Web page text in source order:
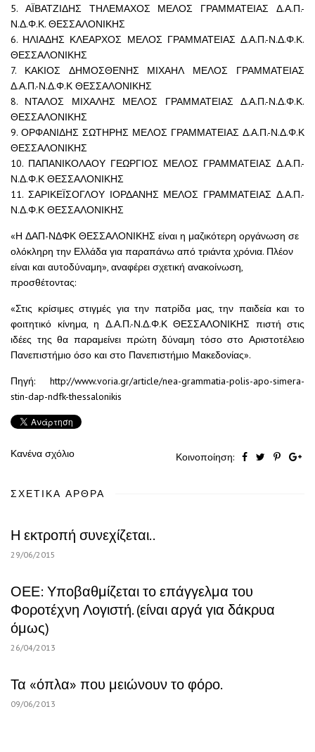
5. ΑΪΒΑΤΖΙΔΗΣ ΤΗΛΕΜΑΧΟΣ ΜΕΛΟΣ ΓΡΑΜΜΑΤΕΙΑΣ Δ.Α.Π.-
Ν.Δ.Φ.Κ. ΘΕΣΣΑΛΟΝΙΚΗΣ
6. ΗΛΙΑΔΗΣ ΚΛΕΑΡΧΟΣ ΜΕΛΟΣ ΓΡΑΜΜΑΤΕΙΑΣ Δ.Α.Π.-Ν.Δ.Φ.Κ.
ΘΕΣΣΑΛΟΝΙΚΗΣ
7. ΚΑΚΙΟΣ ΔΗΜΟΣΘΕΝΗΣ ΜΙΧΑΗΛ ΜΕΛΟΣ ΓΡΑΜΜΑΤΕΙΑΣ
Δ.Α.Π.-Ν.Δ.Φ.Κ ΘΕΣΣΑΛΟΝΙΚΗΣ
8. ΝΤΑΛΟΣ ΜΙΧΑΛΗΣ ΜΕΛΟΣ ΓΡΑΜΜΑΤΕΙΑΣ Δ.Α.Π.-Ν.Δ.Φ.Κ.
ΘΕΣΣΑΛΟΝΙΚΗΣ
9. ΟΡΦΑΝΙΔΗΣ ΣΩΤΗΡΗΣ ΜΕΛΟΣ ΓΡΑΜΜΑΤΕΙΑΣ Δ.Α.Π.-Ν.Δ.Φ.Κ
ΘΕΣΣΑΛΟΝΙΚΗΣ
10. ΠΑΠΑΝΙΚΟΛΑΟΥ ΓΕΩΡΓΙΟΣ ΜΕΛΟΣ ΓΡΑΜΜΑΤΕΙΑΣ Δ.Α.Π.-
Ν.Δ.Φ.Κ ΘΕΣΣΑΛΟΝΙΚΗΣ
11. ΣΑΡΙΚΕΪΣΟΓΛΟΥ ΙΟΡΔΑΝΗΣ ΜΕΛΟΣ ΓΡΑΜΜΑΤΕΙΑΣ Δ.Α.Π.-
Ν.Δ.Φ.Κ ΘΕΣΣΑΛΟΝΙΚΗΣ
«Η ΔΑΠ-ΝΔΦΚ ΘΕΣΣΑΛΟΝΙΚΗΣ είναι η μαζικότερη οργάνωση σε
ολόκληρη την Ελλάδα για παραπάνω από τριάντα χρόνια. Πλέον
είναι και αυτοδύναμη», αναφέρει σχετική ανακοίνωση,
προσθέτοντας:
«Στις κρίσιμες στιγμές για την πατρίδα μας, την παιδεία και το
φοιτητικό κίνημα, η Δ.Α.Π.-Ν.Δ.Φ.Κ ΘΕΣΣΑΛΟΝΙΚΗΣ πιστή στις
ιδέες της θα παραμείνει πρώτη δύναμη τόσο στο Αριστοτέλειο
Πανεπιστήμιο όσο και στο Πανεπιστήμιο Μακεδονίας».
Πηγή: http://www.voria.gr/article/nea-grammatia-polis-apo-simera-
stin-dap-ndfk-thessalonikis
Κανένα σχόλιο Κοινοποίηση:
ΣΧΕΤΙΚΆ ΆΡΘΡΑ
Η εκτροπή συνεχίζεται..
29/06/2015
ΟΕΕ: Υποβαθμίζεται το επάγγελμα του
Φοροτέχνη Λογιστή. (είναι αργά για δάκρυα
όμως)
26/04/2013
Τα «όπλα» που μειώνουν το φόρο.
09/06/2013